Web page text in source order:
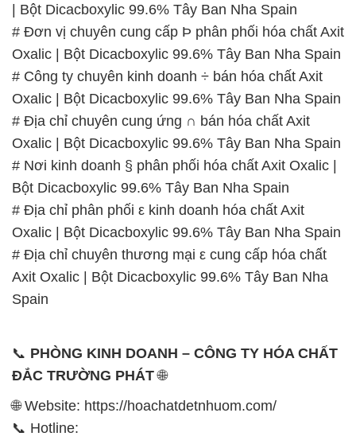
| Bột Dicacboxylic 99.6% Tây Ban Nha Spain
# Đơn vị chuyên cung cấp Þ phân phối hóa chất Axit
Oxalic | Bột Dicacboxylic 99.6% Tây Ban Nha Spain
# Công ty chuyên kinh doanh ÷ bán hóa chất Axit
Oxalic | Bột Dicacboxylic 99.6% Tây Ban Nha Spain
# Địa chỉ chuyên cung ứng ∩ bán hóa chất Axit
Oxalic | Bột Dicacboxylic 99.6% Tây Ban Nha Spain
# Nơi kinh doanh § phân phối hóa chất Axit Oxalic |
Bột Dicacboxylic 99.6% Tây Ban Nha Spain
# Địa chỉ phân phối ε kinh doanh hóa chất Axit
Oxalic | Bột Dicacboxylic 99.6% Tây Ban Nha Spain
# Địa chỉ chuyên thương mại ε cung cấp hóa chất
Axit Oxalic | Bột Dicacboxylic 99.6% Tây Ban Nha
Spain
📞 PHÒNG KINH DOANH – CÔNG TY HÓA CHẤT
ĐẮC TRƯỜNG PHÁT🌐
🌐 Website: https://hoachatdetnhuom.com/
📞 Hotline: